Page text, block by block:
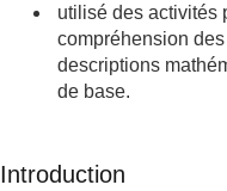
utilisé des activités
compréhension
descriptions
de base.
Introduction